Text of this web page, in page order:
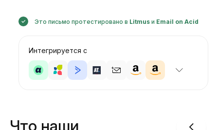
Это письмо протестировано в Litmusи Email on Acid
Интегрируется с
Что наши